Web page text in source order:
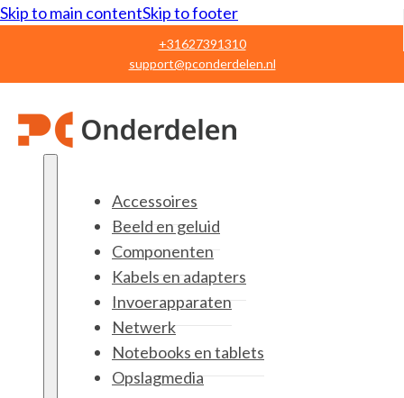
Skip to main contentSkip to footer
+31627391310
support@pconderdelen.nl
Accessoires
Beeld en geluid
Componenten
Kabels en adapters
Invoerapparaten
Netwerk
Notebooks en tablets
Opslagmedia